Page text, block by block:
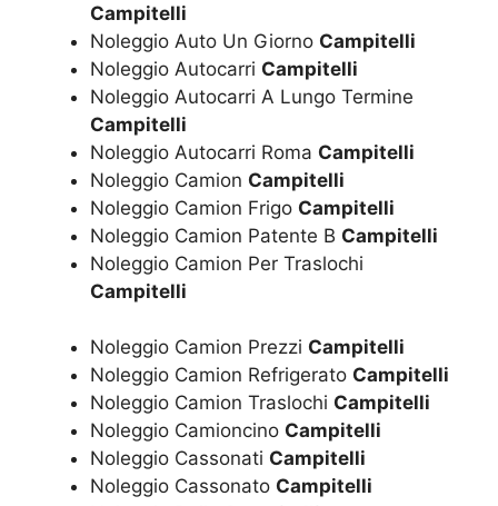
Campitelli
Noleggio Auto Un Giorno Campitelli
Noleggio Autocarri Campitelli
Noleggio Autocarri A Lungo Termine
Campitelli
Noleggio Autocarri Roma Campitelli
Noleggio Camion Campitelli
Noleggio Camion Frigo Campitelli
Noleggio Camion Patente B Campitelli
Noleggio Camion Per Traslochi
Campitelli
Noleggio Camion Prezzi Campitelli
Noleggio Camion Refrigerato Campitelli
Noleggio Camion Traslochi Campitelli
Noleggio Camioncino Campitelli
Noleggio Cassonati Campitelli
Noleggio Cassonato Campitelli